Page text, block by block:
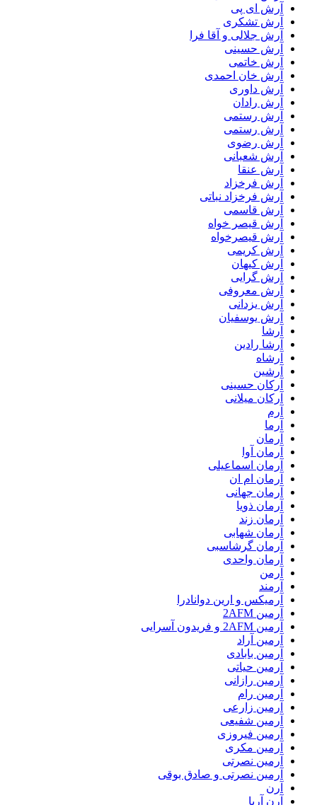
آرش ای پی
آرش تشکری
آرش جلالی و آقا فرا
آرش حسینی
آرش خاتمی
آرش خان احمدی
آرش داوری
آرش رادان
آرش رستمى
آرش رستمی
آرش رضوی
آرش شعبانی
آرش عنقا
آرش فرخزاد
آرش فرخزاد نباتی
آرش قاسمی
آرش قیصر خواه
آرش قیصرخواه
آرش کریمی
آرش کیهان
آرش گرایی
آرش معروفی
آرش یزدانی
آرش یوسفیان
آرشا
آرشا رادین
آرشاه
آرشین
آرکان حسینی
آرکان میلانی
آرم
آرما
آرمان
آرمان آوا
آرمان اسماعیلی
آرمان ام ان
آرمان جهانی
آرمان ذویا
آرمان زند
آرمان شهابی
آرمان گرشاسبی
آرمان واحدی
آرمن
آرمند
آرمیکس و ارین دوانادرا
آرمین 2AFM
آرمین 2AFM و فریدون آسرایی
آرمین آراد
آرمین بابادی
آرمین حیاتی
آرمین رازانی
آرمین رام
آرمین زارعی
آرمین شفیعی
آرمین فیروزی
آرمین مکری
آرمین نصرتی
آرمین نصرتی و صادق بوقی
آرن
آرن آریا